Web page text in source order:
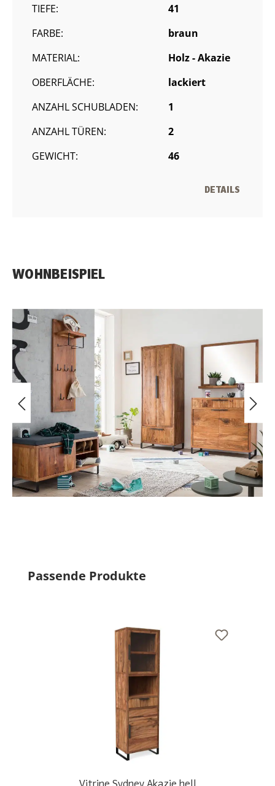
TIEFE:
41
FARBE:
braun
MATERIAL:
Holz - Akazie
OBERFLÄCHE:
lackiert
ANZAHL SCHUBLADEN:
1
ANZAHL TÜREN:
2
GEWICHT:
46
DETAILS
WOHNBEISPIEL
Produktgalerie überspringen
Passende Produkte